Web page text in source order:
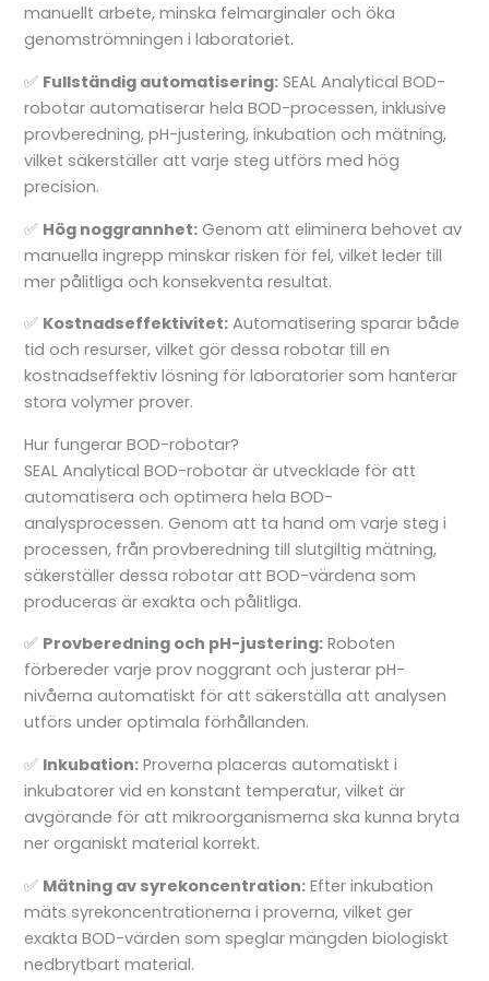
manuellt arbete, minska felmarginaler och öka
genomströmningen i laboratoriet.
✅ Fullständig automatisering: SEAL Analytical BOD-
robotar automatiserar hela BOD-processen, inklusive
provberedning, pH-justering, inkubation och mätning,
vilket säkerställer att varje steg utförs med hög
precision.
✅ Hög noggrannhet: Genom att eliminera behovet av
manuella ingrepp minskar risken för fel, vilket leder till
mer pålitliga och konsekventa resultat.
✅ Kostnadseffektivitet: Automatisering sparar både
tid och resurser, vilket gör dessa robotar till en
kostnadseffektiv lösning för laboratorier som hanterar
stora volymer prover.
Hur fungerar BOD-robotar?
SEAL Analytical BOD-robotar är utvecklade för att
automatisera och optimera hela BOD-
analysprocessen. Genom att ta hand om varje steg i
processen, från provberedning till slutgiltig mätning,
säkerställer dessa robotar att BOD-värdena som
produceras är exakta och pålitliga.
✅ Provberedning och pH-justering: Roboten
förbereder varje prov noggrant och justerar pH-
nivåerna automatiskt för att säkerställa att analysen
utförs under optimala förhållanden.
✅ Inkubation: Proverna placeras automatiskt i
inkubatorer vid en konstant temperatur, vilket är
avgörande för att mikroorganismerna ska kunna bryta
ner organiskt material korrekt.
✅ Mätning av syrekoncentration: Efter inkubation
mäts syrekoncentrationerna i proverna, vilket ger
exakta BOD-värden som speglar mängden biologiskt
nedbrytbart material.